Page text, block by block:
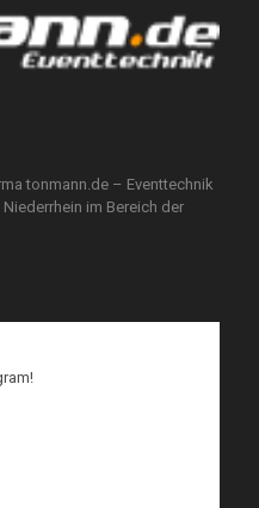
tonmann.de – Eventtechnik
im Bereich der